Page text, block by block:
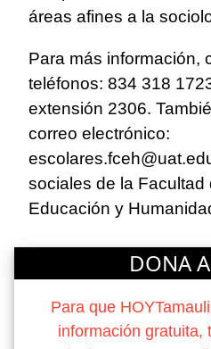
áreas afines a la
Para más información,
teléfonos: 834 318
extensión 2306.
correo electrónico:
sociales de la Facultad
Educación y
DONA
Para que
información gratuita,